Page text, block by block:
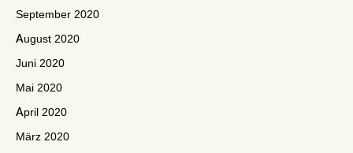
September 2020
August 2020
Juni 2020
Mai 2020
April 2020
März 2020